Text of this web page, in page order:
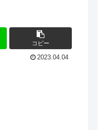
コピー
2023.04.04